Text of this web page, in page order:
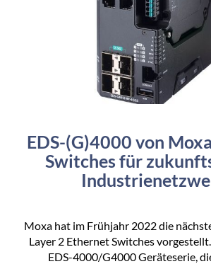
EDS-(G)4000 von
Switches für
Moxa hat im Frühjahr 2022 die
Layer 2 Ethernet Switches
EDS-4000/G4000 Geräteserie,